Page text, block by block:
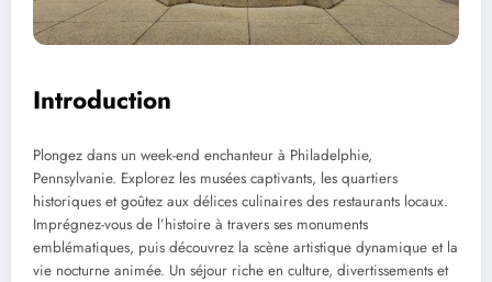
Introduction
Plongez dans un week-end enchanteur à Philadelphie,
Pennsylvanie. Explorez les musées captivants, les quartiers
historiques et goûtez aux délices culinaires des restaurants locaux.
Imprégnez-vous de l’histoire à travers ses monuments
emblématiques, puis découvrez la scène artistique dynamique et la
vie nocturne animée. Un séjour riche en culture, divertissements et